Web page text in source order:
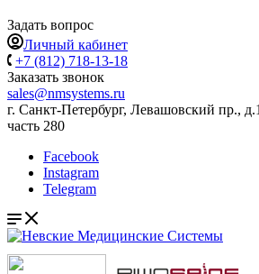
Задать вопрос
Личный кабинет
+7 (812) 718-13-18
Заказать звонок
sales@nmsystems.ru
г. Санкт-Петербург, Левашовский пр.,
часть 280
Facebook
Instagram
Telegram